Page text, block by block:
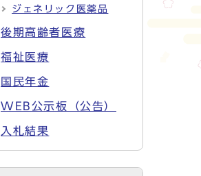
ジェネリック医薬品
後期高齢者医療
福祉医療
国民年金
WEB公示板（公告）
入札結果